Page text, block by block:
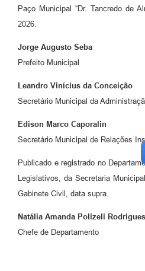
Paço Municipal “Dr. Tancredo de
2026.
Jorge Augusto Seba
Prefeito Municipal
Leandro Vinícius da Conceição
Secretário Municipal da
Edison Marco Caporalin
Secretário Municipal de Relações
Publicado e registrado no
Legislativos, da Secretaria
Gabinete Civil, data supra.
Natália Amanda Polizeli Rodrigues
Chefe de Departamento